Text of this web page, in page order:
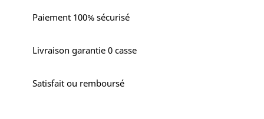
Paiement 100% sécurisé
Livraison garantie 0 casse
Satisfait ou remboursé